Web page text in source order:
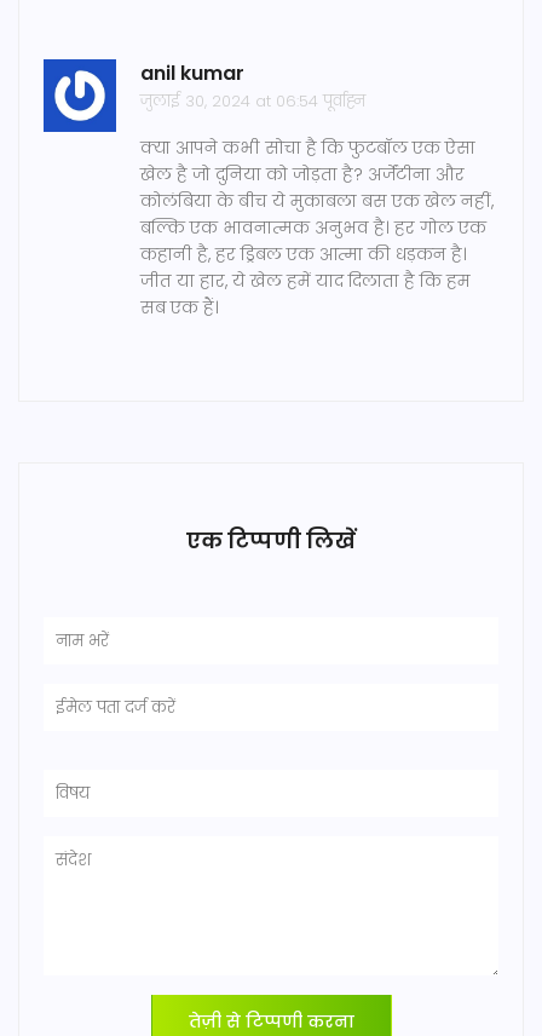
anil kumar
जुलाई 30, 2024 at 06:54 पूर्वाह्न
क्या आपने कभी सोचा है कि फुटबॉल एक ऐसा
खेल है जो दुनिया को जोड़ता है? अर्जेंटीना और
कोलंबिया के बीच ये मुकाबला बस एक खेल नहीं,
बल्कि एक भावनात्मक अनुभव है। हर गोल एक
कहानी है, हर ड्रिबल एक आत्मा की धड़कन है।
जीत या हार, ये खेल हमें याद दिलाता है कि हम
सब एक हैं।
एक टिप्पणी लिखें
तेज़ी से टिप्पणी करना